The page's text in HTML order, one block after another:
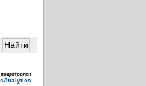
подготовлен